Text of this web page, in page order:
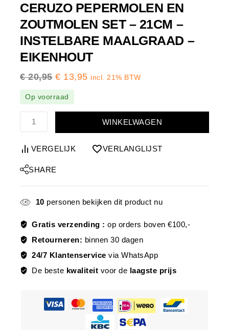
CERUZO PEPERMOLEN EN
ZOUTMOLEN SET – 21CM –
INSTELBARE MAALGRAAD –
EIKENHOUT
€20,95 € 13,95 incl. 21% BTW
Op voorraad
WINKELWAGEN
VERGELIJK VERLANGLIJST
SHARE
10 personen bekijken dit product nu
Gratis verzending :op orders boven €100,-
Retourneren: binnen 30 dagen
24/7 Klantenservice via WhatsApp
De beste kwaliteit voor de laagste prijs